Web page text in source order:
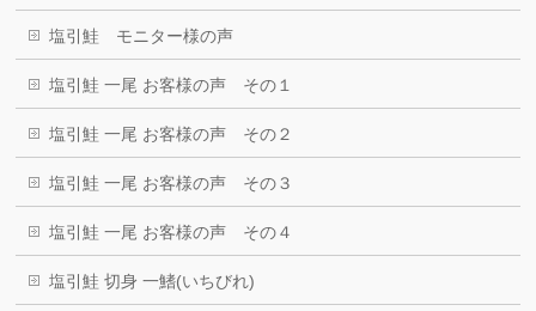
塩引鮭 モニター様の声
塩引鮭 一尾 お客様の声 その１
塩引鮭 一尾 お客様の声 その２
塩引鮭 一尾 お客様の声 その３
塩引鮭 一尾 お客様の声 その４
塩引鮭 切身 一鰭(いちびれ)